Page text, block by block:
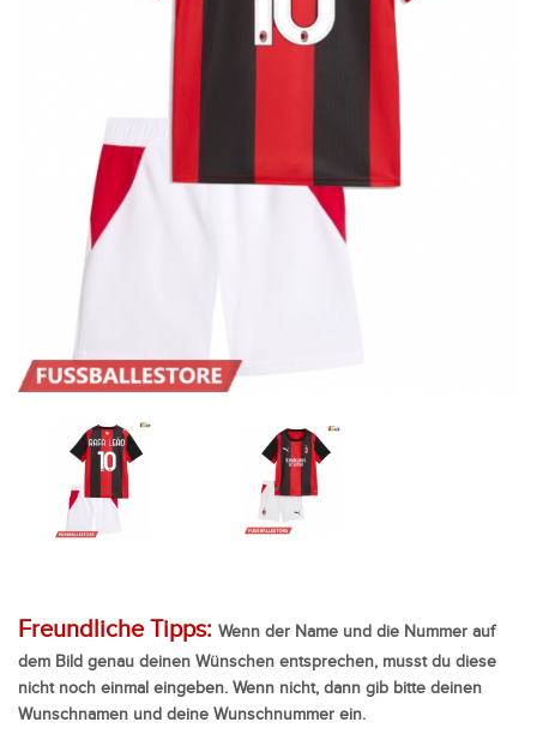
Freundliche Tipps: Wenn der Name und die Nummer auf
dem Bild genau deinen Wünschen entsprechen, musst du diese
nicht noch einmal eingeben. Wenn nicht, dann gib bitte deinen
Wunschnamen und deine Wunschnummer ein.